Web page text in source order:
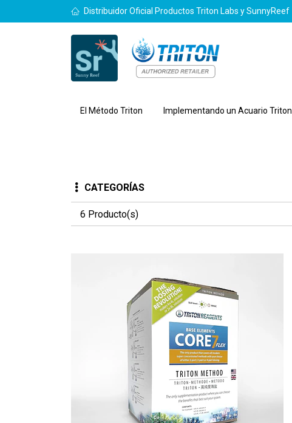
Distribuidor Oficial Productos Triton Labs y SunnyReef
El Método Triton Implementando un Acuario Triton
CATEGORÍAS
6 Producto(s)